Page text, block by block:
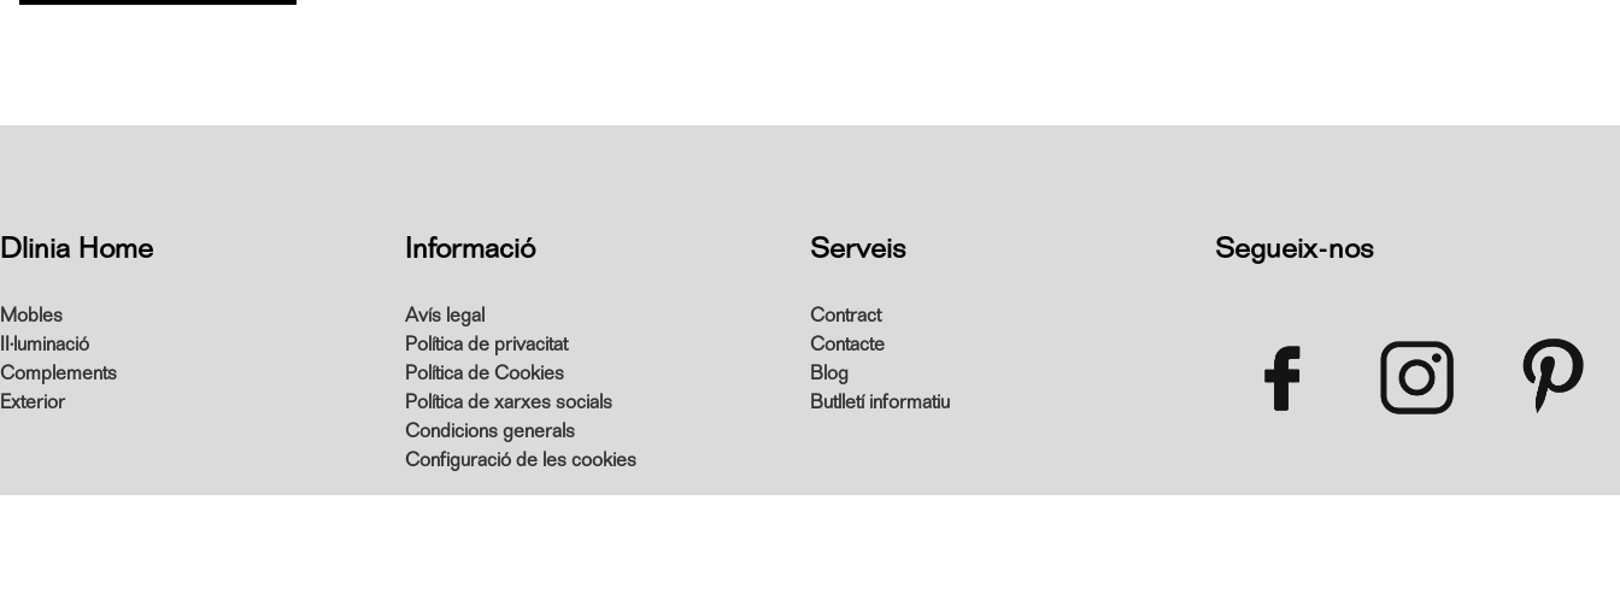
Dlinia Home
Mobles
II·luminació
Complements
Exterior
Informació
Avís legal
Política de privacitat
Política de Cookies
Política de xarxes socials
Condicions generals
Configuració de les cookies
Serveis
Contract
Contacte
Blog
Butlletí informatiu
Segueix-nos